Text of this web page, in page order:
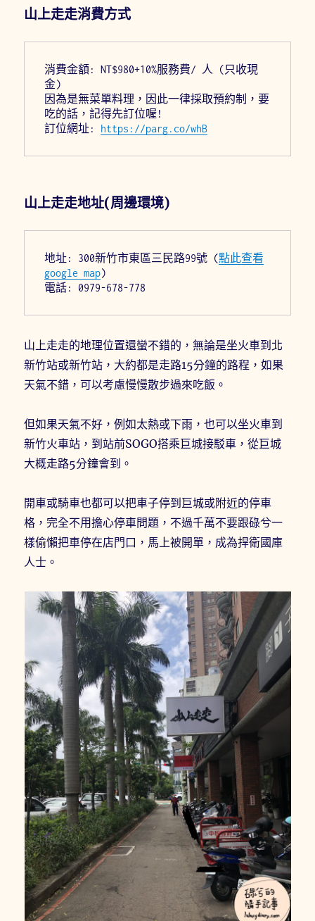
山上走走消費方式
消費金額: NT$980+10%服務費/ 人 (只收現
金)
因為是無菜單料理，因此一律採取預約制，要
吃的話，記得先訂位喔!
訂位網址: https://parg.co/whB
山上走走地址(周邊環境)
地址: 300新竹市東區三民路99號 (點此查看
google map)
電話: 0979-678-778
山上走走的地理位置還蠻不錯的，無論是坐火車到北
新竹站或新竹站，大約都是走路15分鐘的路程，如果
天氣不錯，可以考慮慢慢散步過來吃飯。
但如果天氣不好，例如太熱或下雨，也可以坐火車到
新竹火車站，到站前SOGO搭乘巨城接駁車，從巨城
大概走路5分鐘會到。
開車或騎車也都可以把車子停到巨城或附近的停車
格，完全不用擔心停車問題，不過千萬不要跟碌兮一
樣偷懶把車停在店門口，馬上被開單，成為捍衛國庫
人士。